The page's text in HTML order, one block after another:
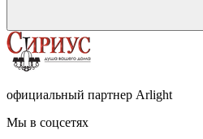
официальный партнер Arlight
Мы в соцсетях